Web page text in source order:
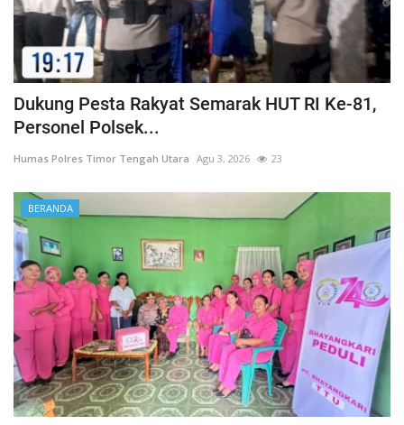
Dukung Pesta Rakyat Semarak HUT RI Ke-81,
Personel Polsek...
Humas Polres Timor Tengah Utara Agu 3, 2026 23
BERANDA